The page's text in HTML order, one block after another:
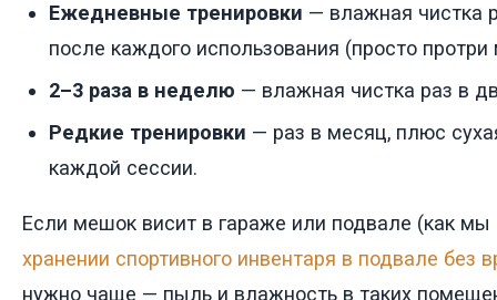
Ежедневные тренировки — влажная чистка
после каждого использования (просто
2–3 раза в неделю — влажная чистка раз в
Редкие тренировки — раз в месяц, плюс
каждой сессии.
Если мешок висит в гараже или подвале (как мы
хранении спортивного инвентаря в подвале без
нужно чаще — пыль и влажность в таких